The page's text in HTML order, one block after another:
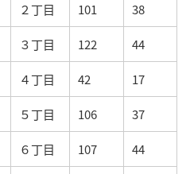
２丁目 101 38
３丁目 122 44
４丁目 42 17
５丁目 106 37
６丁目 107 44